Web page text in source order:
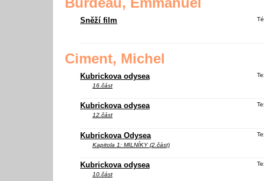
Sněží film
Ciment, Michel
Kubrickova odysea
16.část
Kubrickova odysea
12.část
Kubrickova Odysea
Kapitola 1: MILNÍKY (2.část)
Kubrickova odysea
10.část